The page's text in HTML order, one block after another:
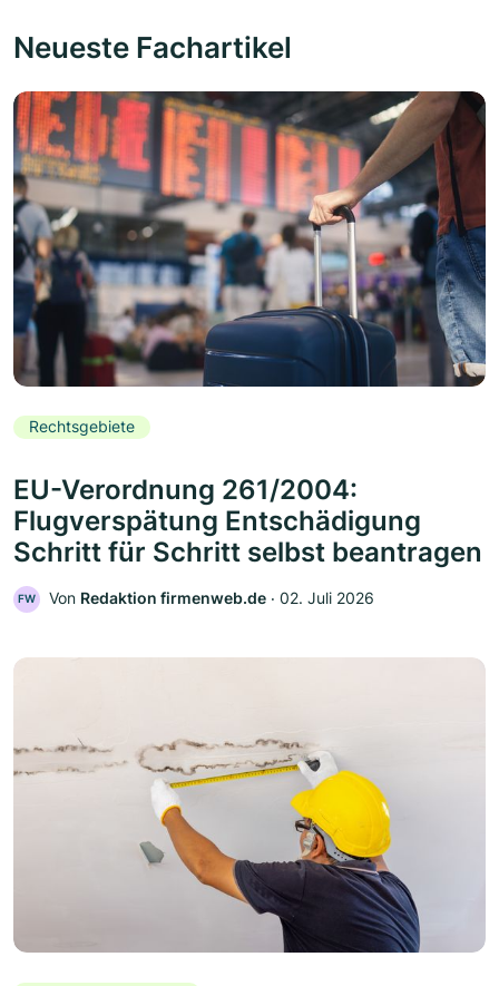
Neueste Fachartikel
Rechtsgebiete
EU-Verordnung 261/2004:
Flugverspätung Entschädigung
Schritt für Schritt selbst beantragen
FW Von Redaktion firmenweb.de ‧ 02. Juli 2026